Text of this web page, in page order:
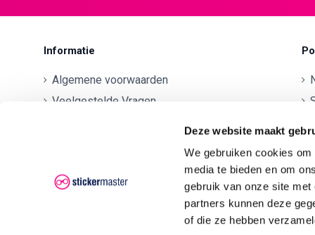
Deze website maakt
We gebruiken cookies
media te bieden en om
gebruik van onze site
partners kunnen deze
of die ze hebben
Informatie
Algemene voorwaarden
Veelgestelde Vragen
Klachten
Privacyverklaring AVG/GDPR